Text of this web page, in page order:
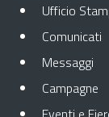
Ufficio
Comunicati
Messaggi
Campagne